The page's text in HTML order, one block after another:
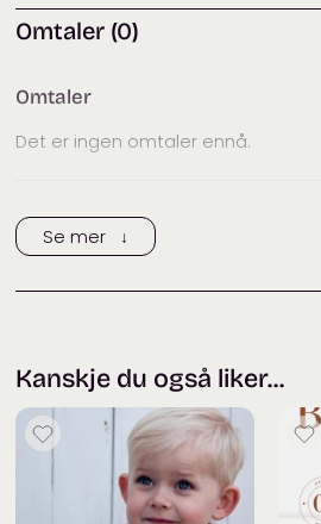
Omtaler (0)
Omtaler
Det er ingen omtaler ennå.
Trykk her for å legge til en omtale
Se mer ↓
Kanskje du også liker...